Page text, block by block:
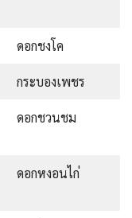
ดอกชงโค
กระบองเพชร
ดอกชวนชม
ดอกหงอนไก่